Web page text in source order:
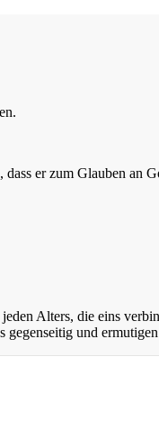
er zum Glauben an
Alters, die eins
und